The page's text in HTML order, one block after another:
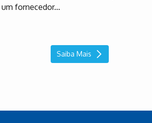
fornecedor...
Saiba Mais